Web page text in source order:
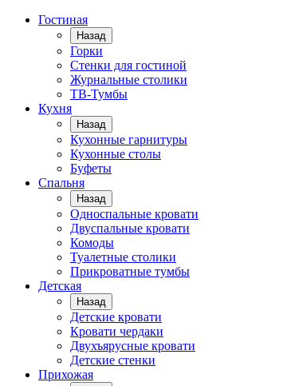
Гостиная
Назад
Горки
Стенки для гостиной
Журнальные столики
TВ-Тумбы
Кухня
Назад
Кухонные гарнитуры
Кухонные столы
Буфеты
Спальня
Назад
Односпальные кровати
Двуспальные кровати
Комоды
Туалетные столики
Прикроватные тумбы
Детская
Назад
Детские кровати
Кровати чердаки
Двухъярусные кровати
Детские стенки
Прихожая